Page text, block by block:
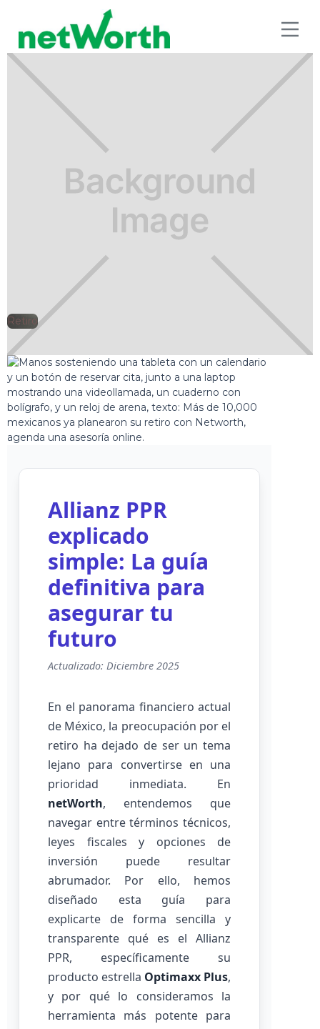
Retiro
Allianz PPR
explicado
simple: La guía
definitiva para
asegurar tu
futuro
Actualizado: Diciembre 2025
En el panorama financiero actual
de México, la preocupación por el
retiro ha dejado de ser un tema
lejano para convertirse en una
prioridad inmediata. En
netWorth, entendemos que
navegar entre términos técnicos,
leyes fiscales y opciones de
inversión puede resultar
abrumador. Por ello, hemos
diseñado esta guía para
explicarte de forma sencilla y
transparente qué es el Allianz
PPR, específicamente su
producto estrella Optimaxx Plus,
y por qué lo consideramos la
herramienta más potente para